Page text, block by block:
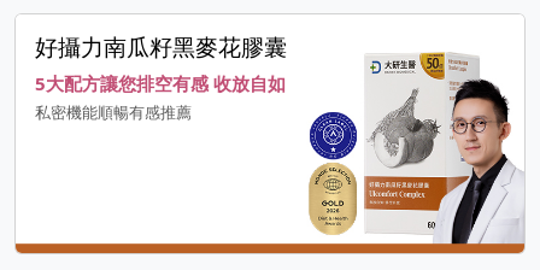
好攝力南瓜籽黑麥花膠囊
5大配方讓您排空有感 收放自如
私密機能順暢有感推薦